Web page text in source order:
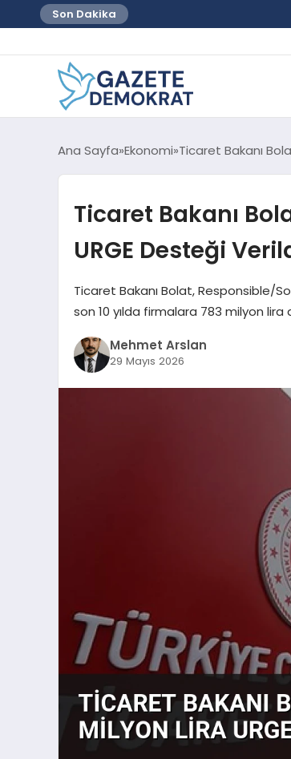
Son Dakika
Ana Sayfa Ekonomi Ticaret Bakanı
Ticaret Bakanı
URGE Desteği
Ticaret Bakanı Bolat, Responsible/
son 10 yılda firmalara 783 milyon
Mehmet Arslan
29 Mayıs 2026